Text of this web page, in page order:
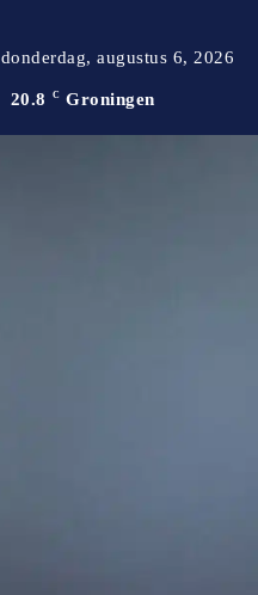
donderdag, augustus 6, 2026
20.8 C Groningen